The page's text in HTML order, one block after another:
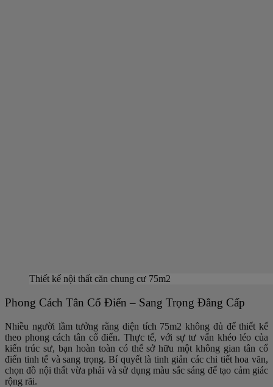
Thiết kế nội thất căn chung cư 75m2
Phong Cách Tân Cổ Điển – Sang Trọng Đẳng Cấp
Nhiều người lầm tưởng rằng diện tích 75m2 không đủ để thiết kế
theo phong cách tân cổ điển. Thực tế, với sự tư vấn khéo léo của
kiến trúc sư, bạn hoàn toàn có thể sở hữu một không gian tân cổ
điển tinh tế và sang trọng. Bí quyết là tinh giản các chi tiết hoa văn,
chọn đồ nội thất vừa phải và sử dụng màu sắc sáng để tạo cảm giác
rộng rãi.